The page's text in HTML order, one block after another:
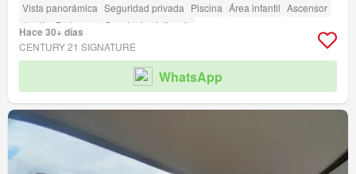
Vista panorámica Seguridad privada Piscina Área infantil Ascensor
Jardín
Barbecue
Caseta de vigilancia
Acceso para personas con discapacidad
Hace 30+ días
CENTURY 21 SIGNATURE
WhatsApp